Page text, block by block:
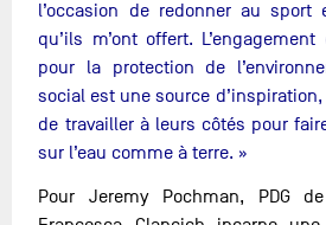
l’occasion de redonner au sport
qu’ils m’ont offert.
pour la protection de
social est une source
de travailler à leurs côtés pour
sur l’eau comme à terre. »
Pour Jeremy Pochman, PDG